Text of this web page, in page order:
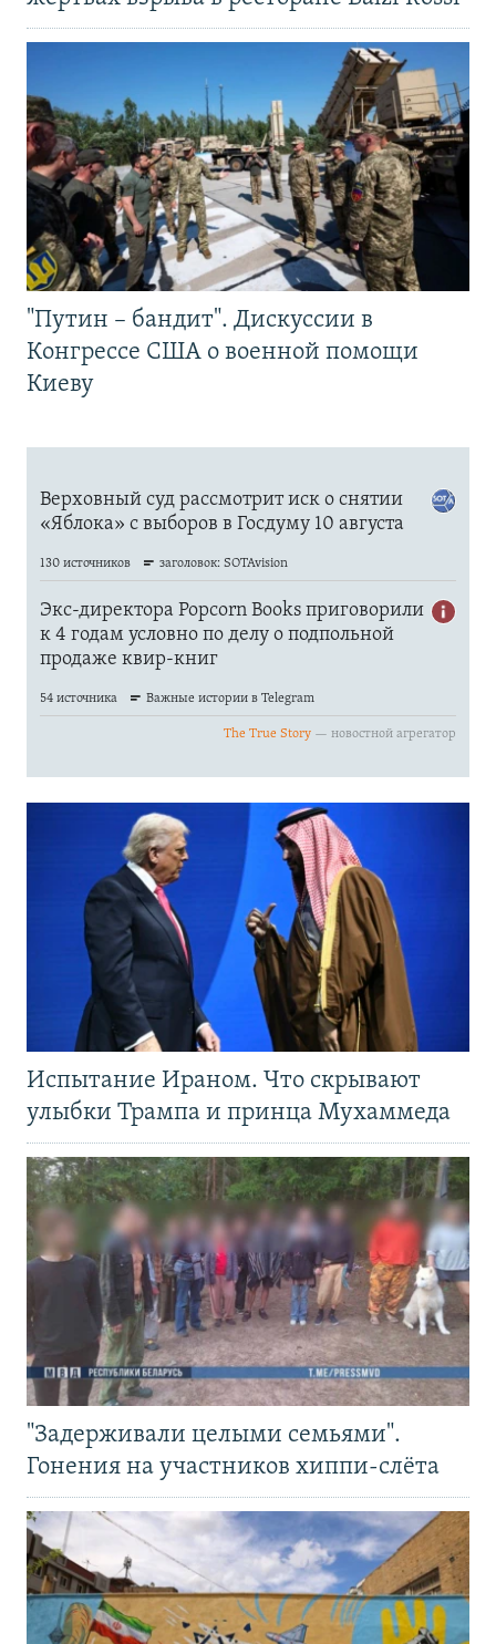
"Путин – бандит". Дискуссии в
Конгрессе США о военной помощи
Киеву
Испытание Ираном. Что скрывают
улыбки Трампа и принца Мухаммеда
"Задерживали целыми семьями".
Гонения на участников хиппи-слёта